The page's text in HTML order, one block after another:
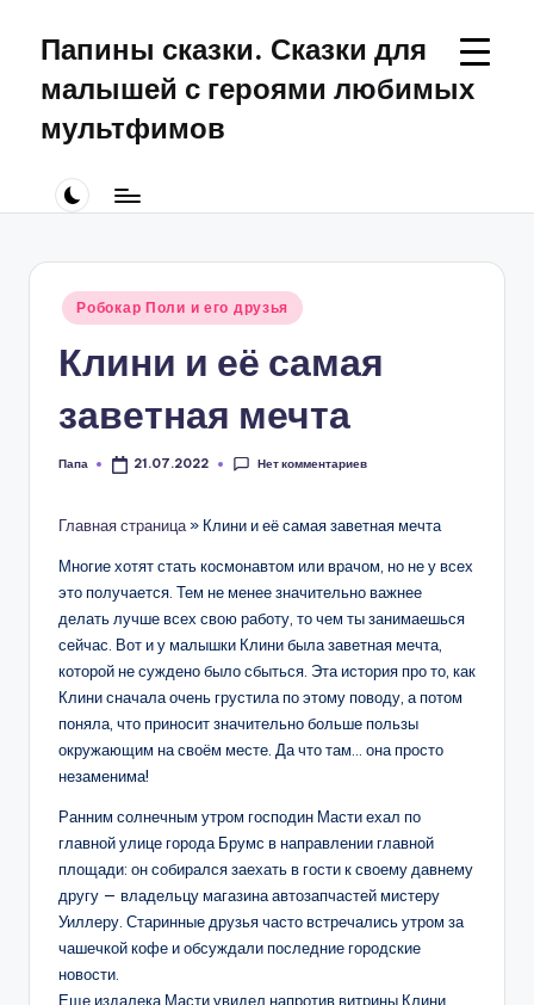
Перейти
содержимому
Папины сказки. Сказки для
малышей с героями любимых
мультфимов
для
малышей
Патруль
Опубликовано
Робокар Поли и его друзья
Клини и её самая
заветная мечта
Запись
Папа 21.07.2022 Нет комментариев
Главная страница» Клини и её самая заветная мечта
Многие хотят стать космонавтом или врачом, но не у всех
это получается. Тем не менее значительно важнее
делать лучше всех свою работу, то чем ты занимаешься
сейчас. Вот и у малышки Клини была заветная мечта,
которой не суждено было сбыться. Эта история про то, как
Клини сначала очень грустила по этому поводу, а потом
поняла, что приносит значительно больше пользы
окружающим на своём месте. Да что там… она просто
незаменима!
Ранним солнечным утром господин Масти ехал по
главной улице города Брумс в направлении главной
площади: он собирался заехать в гости к своему давнему
другу — владельцу магазина автозапчастей мистеру
Уиллеру. Старинные друзья часто встречались утром за
чашечкой кофе и обсуждали последние городские
новости.
Еще издалека Масти увидел напротив витрины Клини,